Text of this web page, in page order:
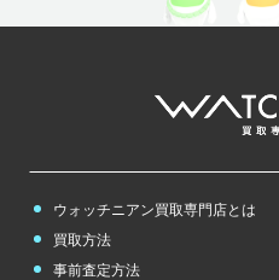
ウォッチニアン買取専門店とは
買取方法
事前査定方法